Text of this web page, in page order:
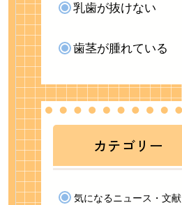
乳歯が抜けない
歯茎が腫れている
カテゴリー
気になるニュース・文献